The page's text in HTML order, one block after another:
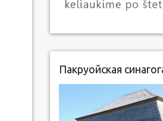
Пакруойская